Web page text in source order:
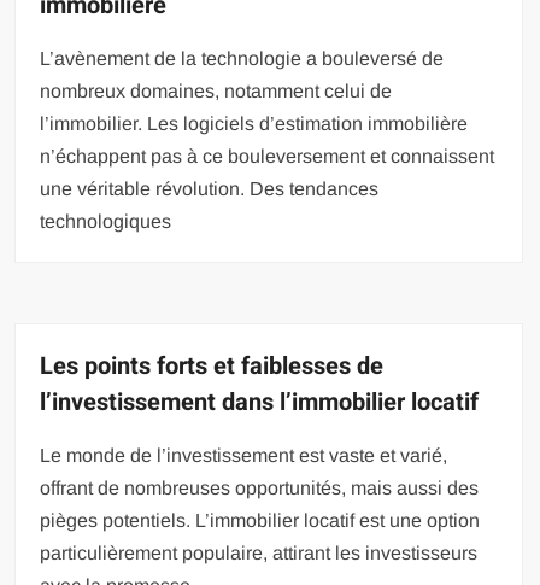
L’avènement de la technologie a bouleversé de
nombreux domaines, notamment celui de
l’immobilier. Les logiciels d’estimation immobilière
n’échappent pas à ce bouleversement et connaissent
une véritable révolution. Des tendances
technologiques
Les points forts et faiblesses de
l’investissement dans l’immobilier locatif
Le monde de l’investissement est vaste et varié,
offrant de nombreuses opportunités, mais aussi des
pièges potentiels. L’immobilier locatif est une option
particulièrement populaire, attirant les investisseurs